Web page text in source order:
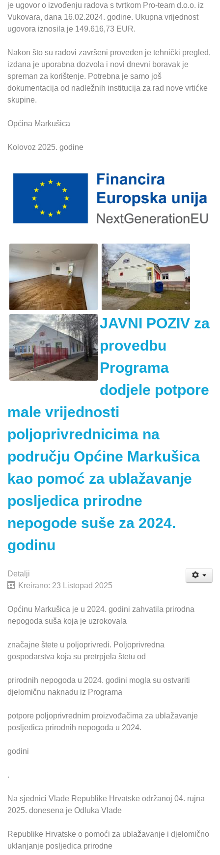
je ugovor o izvođenju radova s tvrtkom Pro-team d.o.o. iz
Vukovara, dana 16.02.2024. godine. Ukupna vrijednost
ugovora iznosila je 149.616,73 EUR.
Nakon što su radovi završeni proveden je tehnički pregled,
izdana je uporabna dozvola i novi dnevni boravak je
spreman za korištenje. Potrebna je samo još
dokumentacija od nadležnih institucija za rad nove vrtićke
skupine.
Općina Markušica
Kolovoz 2025. godine
JAVNI POZIV za
provedbu
Programa
dodjele potpore
male vrijednosti
poljoprivrednicima na
području Općine Markušica
kao pomoć za ublažavanje
posljedica prirodne
nepogode suše za 2024.
godinu
Detalji
Kreirano: 23 Listopad 2025
Općinu Markušica je u 2024. godini zahvatila prirodna
nepogoda suša koja je uzrokovala
značajne štete u poljoprivredi. Poljoprivredna
gospodarstva koja su pretrpjela štetu od
prirodnih nepogoda u 2024. godini mogla su ostvariti
djelomičnu naknadu iz Programa
potpore poljoprivrednim proizvođačima za ublažavanje
posljedica prirodnih nepogoda u 2024.
godini
.
Na sjednici Vlade Republike Hrvatske održanoj 04. rujna
2025. donesena je Odluka Vlade
Republike Hrvatske o pomoći za ublažavanje i djelomično
uklanjanje posljedica prirodne